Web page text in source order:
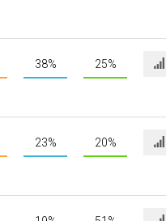
38% 25%
23% 20%